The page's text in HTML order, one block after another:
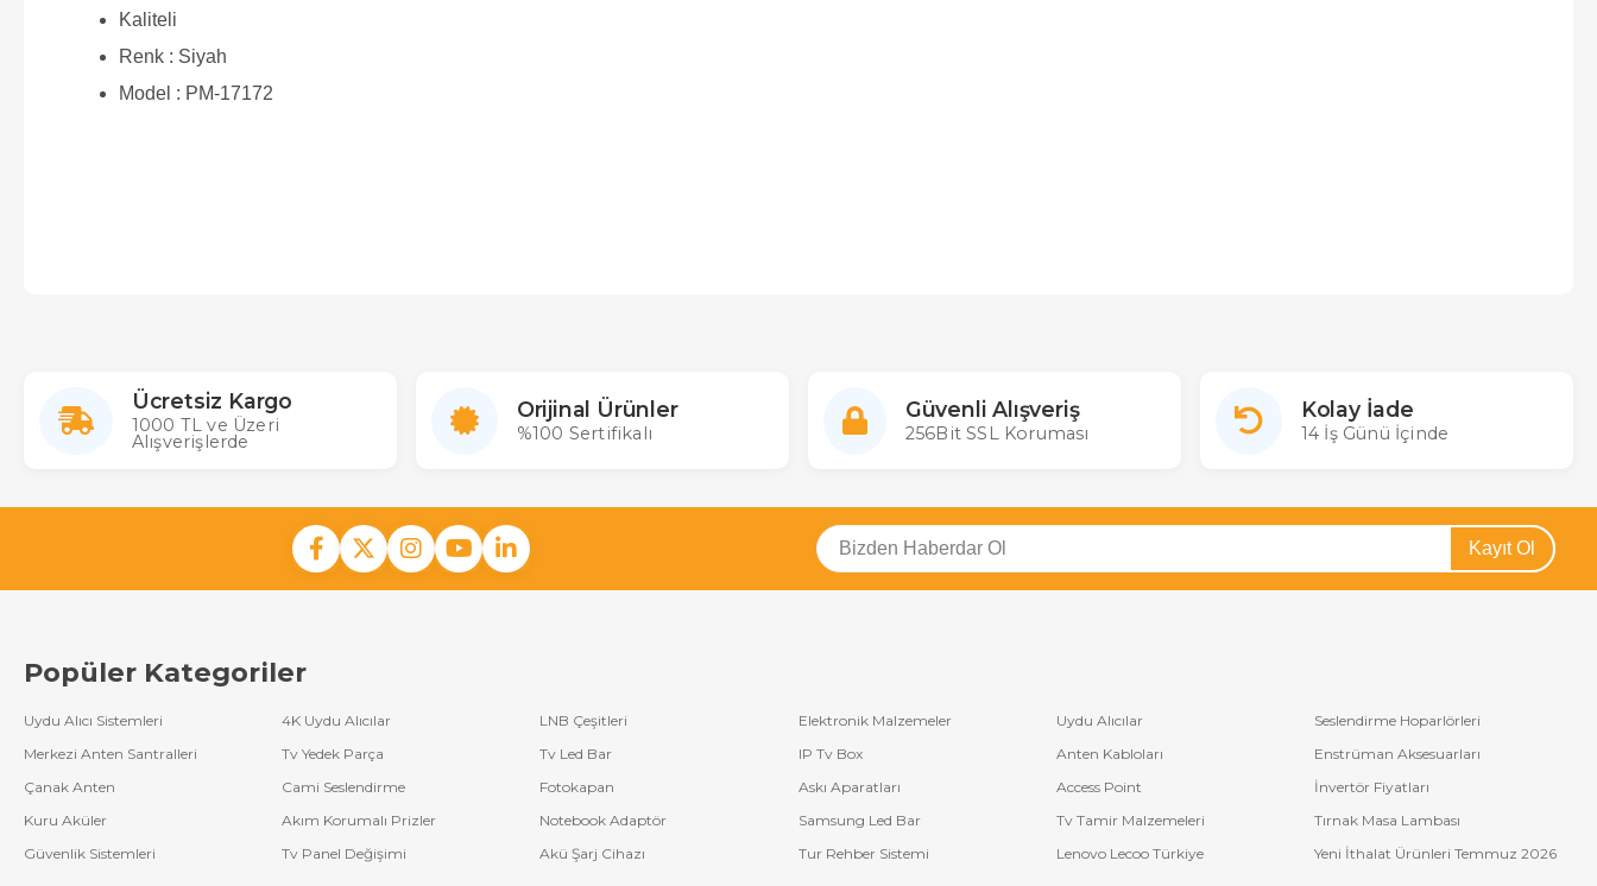
Kaliteli
Renk : Siyah
Model : PM-17172
Ücretsiz Kargo
1000 TL ve Üzeri
Alışverişlerde
Orijinal Ürünler
%100 Sertifikalı
Güvenli Alışveriş
256Bit SSL Koruması
Kolay İade
14 İş Günü İçinde
Kayıt Ol
Popüler Kategoriler
Uydu Alıcı Sistemleri 4K Uydu Alıcılar LNB Çeşitleri Elektronik Malzemeler Uydu Alıcılar
Seslendirme Hoparlörleri
Merkezi Anten Santralleri
Tv Yedek Parça Tv Led Bar IP Tv Box Anten Kabloları
Enstrüman Aksesuarları
Çanak Anten
Cami Seslendirme Fotokapan Askı Aparatları Access Point
İnvertör Fiyatları
Kuru Aküler
Akım Korumalı Prizler Notebook Adaptör Samsung Led Bar Tv Tamir Malzemeleri
Tırnak Masa Lambası
Güvenlik Sistemleri
Tv Panel Değişimi Akü Şarj Cihazı Tur Rehber Sistemi Lenovo Lecoo Türkiye Yeni İthalat Ürünleri Temmuz 2026